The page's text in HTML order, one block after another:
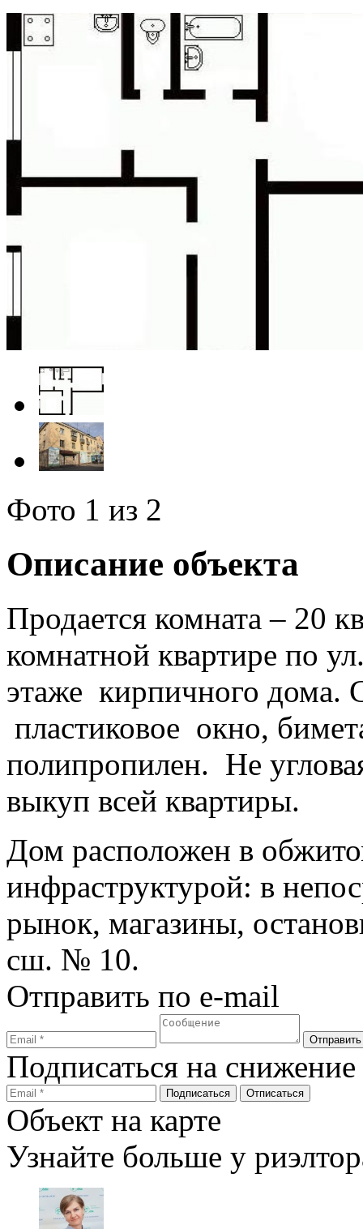
Фото 1 из 2
Описание объекта
Продается комната – 20
комнатной квартире по
этаже кирпичного дома.
пластиковое окно,
полипропилен. Не
выкуп всей квартиры.
Дом расположен в
инфраструктурой: в
рынок, магазины,
сш. № 10.
Отправить по e-mail
Подписаться на
Объект на карте
Узнайте больше у